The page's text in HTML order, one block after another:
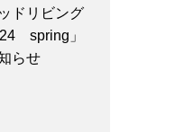
ドリビング
spring」
らせ